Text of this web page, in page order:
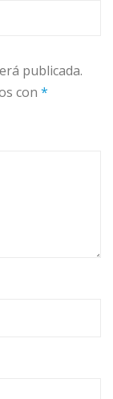
publicada.
con *